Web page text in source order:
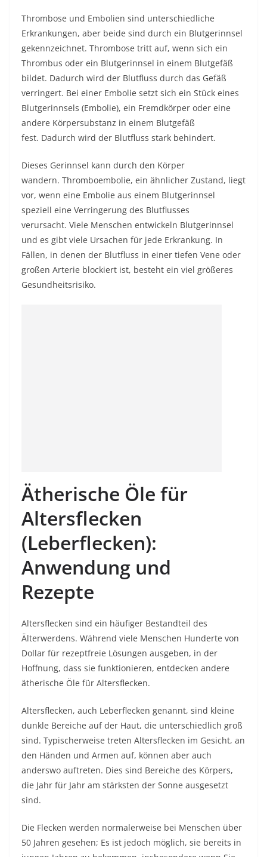
Thrombose und Embolien sind unterschiedliche
Erkrankungen, aber beide sind durch ein Blutgerinnsel
gekennzeichnet. Thrombose tritt auf, wenn sich ein
Thrombus oder ein Blutgerinnsel in einem Blutgefäß
bildet. Dadurch wird der Blutfluss durch das Gefäß
verringert. Bei einer Embolie setzt sich ein Stück eines
Blutgerinnsels (Embolie), ein Fremdkörper oder eine
andere Körpersubstanz in einem Blutgefäß
fest. Dadurch wird der Blutfluss stark behindert.
Dieses Gerinnsel kann durch den Körper
wandern. Thromboembolie, ein ähnlicher Zustand, liegt
vor, wenn eine Embolie aus einem Blutgerinnsel
speziell eine Verringerung des Blutflusses
verursacht. Viele Menschen entwickeln Blutgerinnsel
und es gibt viele Ursachen für jede Erkrankung. In
Fällen, in denen der Blutfluss in einer tiefen Vene oder
großen Arterie blockiert ist, besteht ein viel größeres
Gesundheitsrisiko.
Ätherische Öle für
Altersflecken
(Leberflecken):
Anwendung und
Rezepte
Altersflecken sind ein häufiger Bestandteil des
Älterwerdens. Während viele Menschen Hunderte von
Dollar für rezeptfreie Lösungen ausgeben, in der
Hoffnung, dass sie funktionieren, entdecken andere
ätherische Öle für Altersflecken.
Altersflecken, auch Leberflecken genannt, sind kleine
dunkle Bereiche auf der Haut, die unterschiedlich groß
sind. Typischerweise treten Altersflecken im Gesicht, an
den Händen und Armen auf, können aber auch
anderswo auftreten. Dies sind Bereiche des Körpers,
die Jahr für Jahr am stärksten der Sonne ausgesetzt
sind.
Die Flecken werden normalerweise bei Menschen über
50 Jahren gesehen; Es ist jedoch möglich, sie bereits in